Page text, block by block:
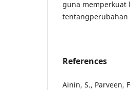
guna memperkuat
tentangperubahan
References
Ainin, S., Parveen,